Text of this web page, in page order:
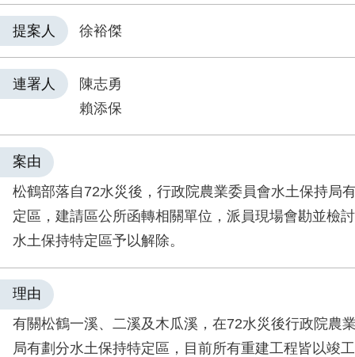
提案人 徐裕傑
連署人
陳志勇
賴添保
案由
松鶴部落自72水災後，行政院農業委員會水土保持局
定區，建請區公所函轉相關單位，派員現場會勘並檢
水土保持特定區予以解除。
理由
有關松鶴一溪、二溪及木瓜溪，在72水災後行政院農
局有劃分水土保持特定區，目前所有重建工程皆以竣